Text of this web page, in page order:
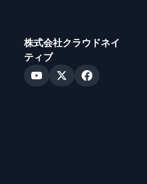
株式会社クラウドネイ
ティブ